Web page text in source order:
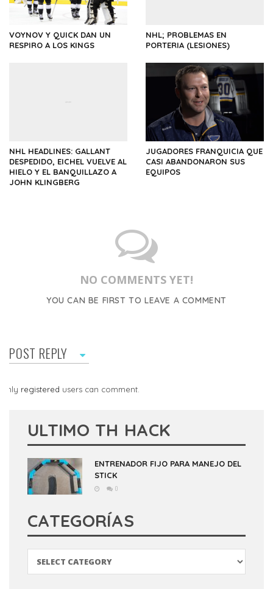
VOYNOV Y QUICK DAN UN
RESPIRO A LOS KINGS
NHL; PROBLEMAS EN
PORTERIA (LESIONES)
NHL HEADLINES: GALLANT
DESPEDIDO, EICHEL VUELVE AL
HIELO Y EL BANQUILLAZO A
JOHN KLINGBERG
JUGADORES FRANQUICIA QUE
CASI ABANDONARON SUS
EQUIPOS
NO COMMENTS YET!
YOU CAN BE FIRST TO LEAVE A COMMENT
POST REPLY
Only registered users can comment.
ULTIMO TH HACK
ENTRENADOR FIJO PARA MANEJO DEL
STICK
0
CATEGORÍAS